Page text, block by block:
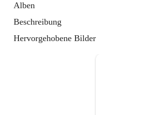
Alben
Beschreibung
Hervorgehobene Bilder